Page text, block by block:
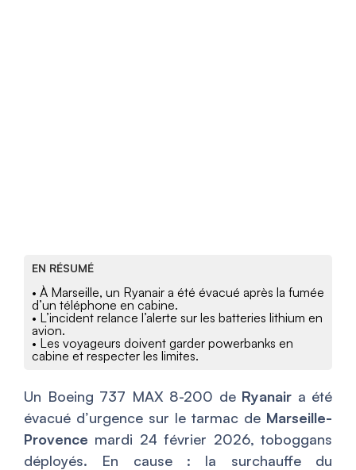
EN RÉSUMÉ
• À Marseille, un Ryanair a été évacué après la fumée
d’un téléphone en cabine.
• L’incident relance l’alerte sur les batteries lithium en
avion.
• Les voyageurs doivent garder powerbanks en
cabine et respecter les limites.
Un Boeing 737 MAX 8-200 de Ryanair a été
évacué d’urgence sur le tarmac de Marseille-
Provence mardi 24 février 2026, toboggans
déployés. En cause : la surchauffe du